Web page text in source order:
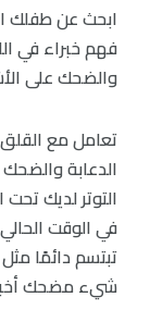
ابحث عن طفلك
فهم خبراء في
والضحك على
تعامل مع
الدعابة
التوتر لديك تحت
في الوقت
تبتسم دائمًا
شيء مضحك